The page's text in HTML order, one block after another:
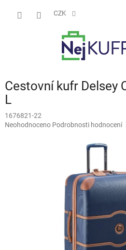
CZK
Cestovní kufr Delsey
L
1676821-22
Průměrné
Neohodnoceno Podrobnosti hodnocení